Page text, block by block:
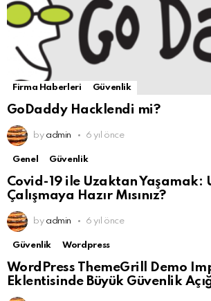
Firma Haberleri Güvenlik
GoDaddy Hacklendi mi?
by admin 6 yıl önce
Genel Güvenlik
Covid-19 ile Uzaktan Yaşamak:
Çalışmaya Hazır Mısınız?
by admin 6 yıl önce
Güvenlik Wordpress
WordPress ThemeGrill Demo
Eklentisinde Büyük Güvenlik